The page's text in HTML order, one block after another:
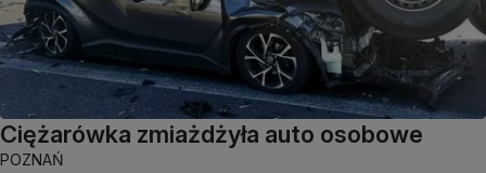
Ciężarówka zmiażdżyła auto osobowe
POZNAŃ